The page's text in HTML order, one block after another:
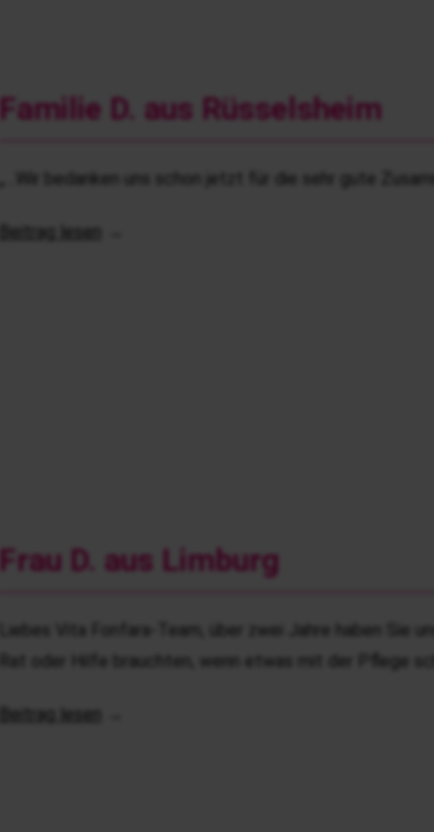
Familie D. aus Rüsselsheim
„…Wir bedanken uns schon jetzt für die sehr gute
Beitrag lesen
Frau D. aus Limburg
Liebes Vita Fonfara-Team, über zwei Jahre haben Sie
Rat oder Hilfe brauchten, wenn etwas mit der Pflege
Beitrag lesen